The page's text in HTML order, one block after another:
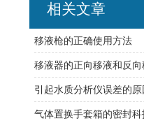
相关文章
移液枪的正确使用方法
移液器的正向移液和反向
气体置换手套箱的密封